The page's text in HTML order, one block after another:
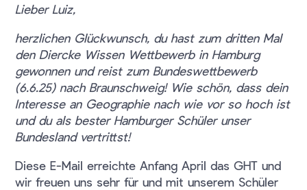
Lieber Luiz,
herzlichen Glückwunsch, du hast zum dritten Mal
den Diercke Wissen Wettbewerb in Hamburg
gewonnen und reist zum Bundeswettbewerb
(6.6.25) nach Braunschweig! Wie schön, dass dein
Interesse an Geographie nach wie vor so hoch ist
und du als bester Hamburger Schüler unser
Bundesland vertrittst!
Diese E-Mail erreichte Anfang April das GHT und
wir freuen uns sehr für und mit unserem Schüler